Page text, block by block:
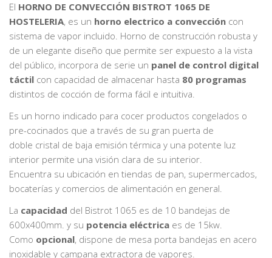
El HORNO DE CONVECCIÓN BISTROT 1065 DE
HOSTELERIA, es un horno electrico a convección con
sistema de vapor incluido. Horno de construcción robusta y
de un elegante diseño que permite ser expuesto a la vista
del público, incorpora de serie un panel de control digital
táctil con capacidad de almacenar hasta 80 programas
distintos de cocción de forma fácil e intuitiva.
Es un horno indicado para cocer productos congelados o
pre-cocinados que a través de su gran puerta de
doble cristal de baja emisión térmica y una potente luz
interior permite una visión clara de su interior.
Encuentra su ubicación en tiendas de pan, supermercados,
bocaterías y comercios de alimentación en general.
La capacidad del Bistrot 1065 es de 10 bandejas de
600x400mm. y su potencia eléctrica es de 15kw.
Como opcional, dispone de mesa porta bandejas en acero
inoxidable y campana extractora de vapores.